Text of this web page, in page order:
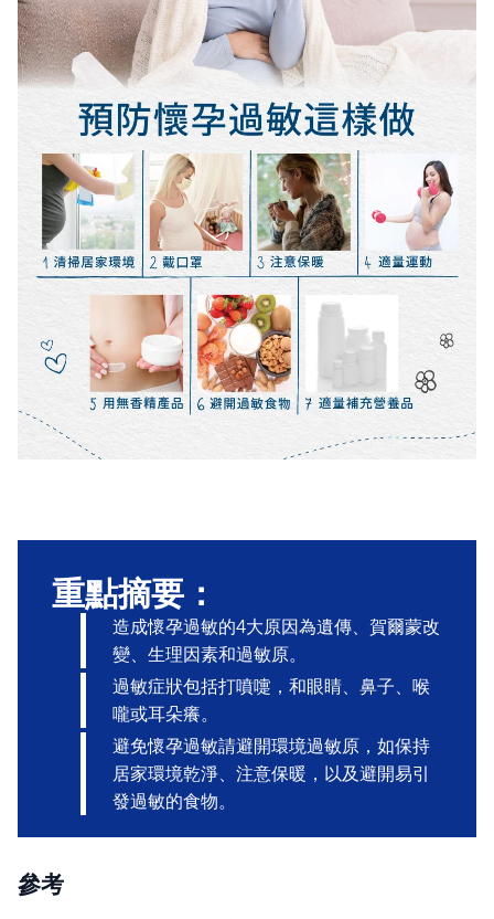
重點摘要：
造成懷孕過敏的4大原因為遺傳、賀爾蒙改
變、生理因素和過敏原。
過敏症狀包括打噴嚏，和眼睛、鼻子、喉
嚨或耳朵癢。
避免懷孕過敏請避開環境過敏原，如保持
居家環境乾淨、注意保暖，以及避開易引
發過敏的食物。
參考